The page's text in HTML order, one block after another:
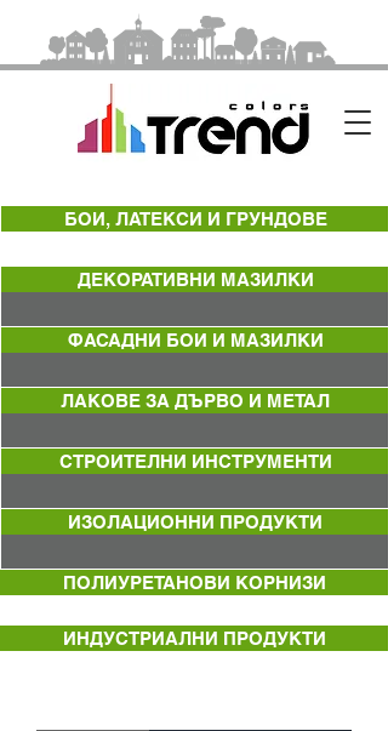
БОИ, ЛАТЕКСИ И ГРУНДОВЕ
ДЕКОРАТИВНИ МАЗИЛКИ
ФАСАДНИ БОИ И МАЗИЛКИ
ЛАКОВЕ ЗА ДЪРВО И МЕТАЛ
СТРОИТЕЛНИ ИНСТРУМЕНТИ
ИЗОЛАЦИОННИ ПРОДУКТИ
ПОЛИУРЕТАНОВИ КОРНИЗИ
ИНДУСТРИАЛНИ ПРОДУКТИ